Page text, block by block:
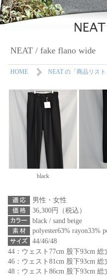
NEAT / fake flano wide
HOME NEAT の「商品リス
black
男性・女性
36,300円（税込）
black / sand beige
polyester63% rayon33%
44/46/48
44：ウェスト77cm 股下93cm 総
46：ウェスト81cm 股下93cm 総
48：ウェスト86cm 股下93cm 総